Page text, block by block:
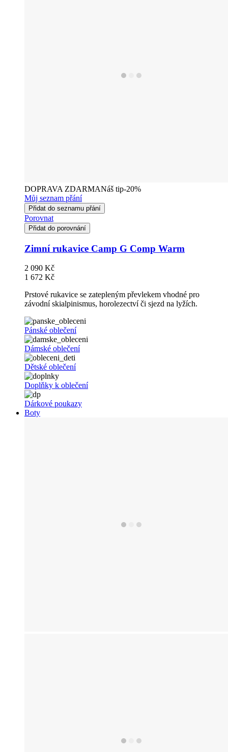
DOPRAVA ZDARMANáš tip-20%
Můj seznam přání
Přidat do seznamu přání
Porovnat
Přidat do porovnání
Zimní rukavice Camp G Comp Warm
2 090 Kč
1 672 Kč
Prstové rukavice se zatepleným převlekem vhodné pro
závodní skialpinismus, horolezectví či sjezd na lyžích.
Pánské oblečení
Dámské oblečení
Dětské oblečení
Doplňky k oblečení
Dárkové poukazy
Boty